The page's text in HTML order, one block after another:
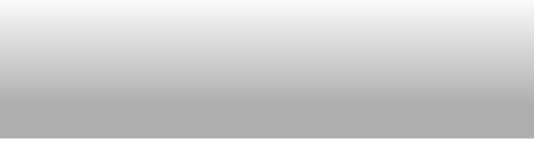
DEUTSCHE UMWELTSTIFTUNG